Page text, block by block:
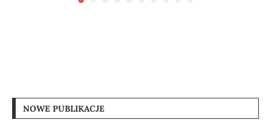
NOWE PUBLIKACJE